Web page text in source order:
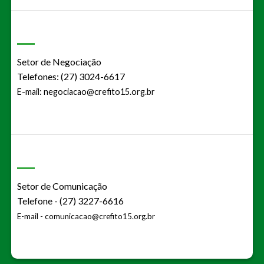
Setor de Negociação
Telefones: (27) 3024-6617
E-mail: negociacao@crefito15.org.br
Setor de Comunicação
Telefone - (27) 3227-6616
E-mail - comunicacao@crefito15.org.br